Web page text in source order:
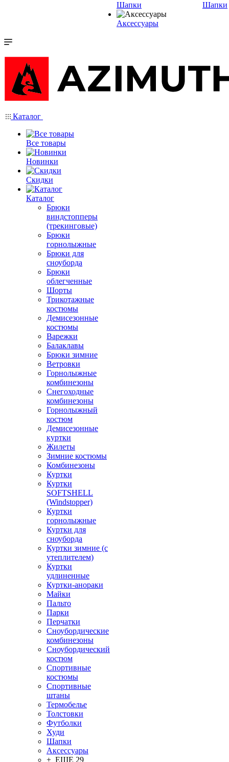
Шапки
Аксессуары
Шапки
Каталог
Все товары
Новинки
Скидки
Каталог
Брюки
виндстопперы
(трекинговые)
Брюки
горнолыжные
Брюки для
сноуборда
Брюки
облегченные
Шорты
Трикотажные
костюмы
Демисезонные
костюмы
Варежки
Балаклавы
Брюки зимние
Ветровки
Горнолыжные
комбинезоны
Снегоходные
комбинезоны
Горнолыжный
костюм
Демисезонные
куртки
Жилеты
Зимние костюмы
Комбинезоны
Куртки
Куртки
SOFTSHELL
(Windstopper)
Куртки
горнолыжные
Куртки для
сноуборда
Куртки зимние (с
утеплителем)
Куртки
удлиненные
Куртки-анораки
Майки
Пальто
Парки
Перчатки
Сноубордические
комбинезоны
Сноубордический
костюм
Спортивные
костюмы
Спортивные
штаны
Термобелье
Толстовки
Футболки
Худи
Шапки
Аксессуары
+ ЕЩЕ 29